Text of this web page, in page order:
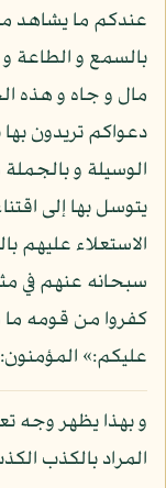
عندكم ما يشاهد
بالسمع و الطاعة
مال و جاه و هذه
دعواكم تريدون بها
الوسيلة و
يتوسل بها إلى
الاستعلاء عليهم
سبحانه عنهم في
كفروا من قومه ما
عليكم:» المؤمنون: -
و بهذا يظهر وجه
المراد بالكذب